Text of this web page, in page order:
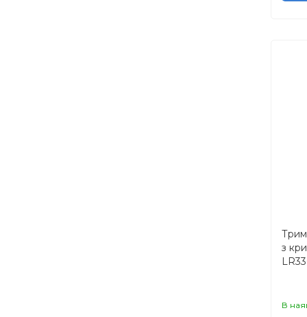
з
В